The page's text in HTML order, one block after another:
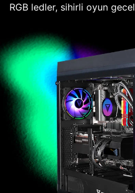
RGB ledler, sihirli oyun